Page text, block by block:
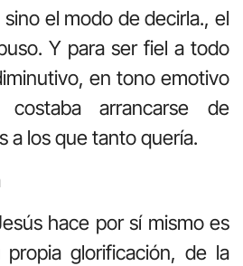
el modo de decirla., el
Y para ser fiel a todo
en tono emotivo
arrancarse de
a los que tanto quería.
hace por sí mismo es
glorificación, de la